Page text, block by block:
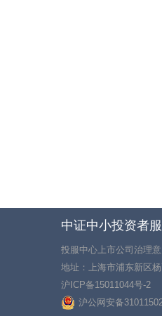
中证中小投资者
投服中心上市公司治理
地址：上海市浦东新区
沪ICP备15011044号-2
沪公网安备